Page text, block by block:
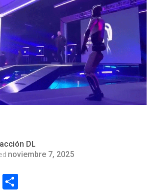
DL
noviembre 7, 2025
Email